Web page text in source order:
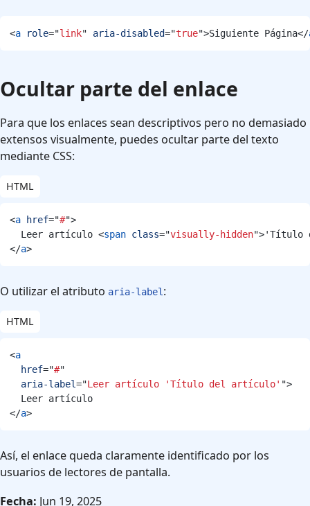
<a role="link" aria-disabled="true">Siguiente Página</
Ocultar parte del enlace
Para que los enlaces sean descriptivos pero no demasiado
extensos visualmente, puedes ocultar parte del texto
mediante CSS:
HTML
<a href="#">
  Leer artículo
<span class="visually-hidden">'Título
</a>
O utilizar el atributo aria-label :
HTML
<a
href="#"
aria-label="Leer artículo 'Título del artículo' ">
</a>
Así, el enlace queda claramente identificado por los
usuarios de lectores de pantalla.
Fecha: Jun 19, 2025